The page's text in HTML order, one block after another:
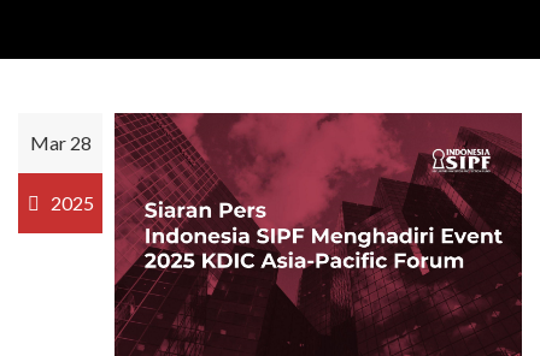
Mar 28
2025